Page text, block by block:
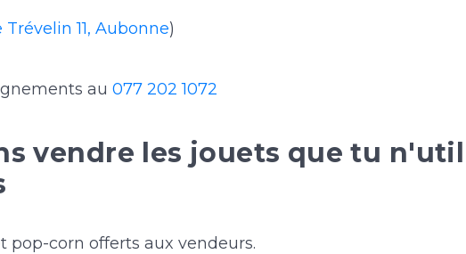
Trévelin 11, Aubonne)
au 077 202 1072
vendre les jouets que tu
pop-corn offerts aux vendeurs.